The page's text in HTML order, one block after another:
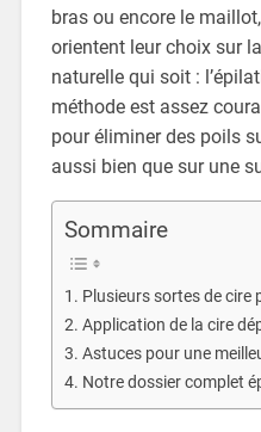
bras ou encore le
orientent leur choix sur
naturelle qui soit :
méthode est assez
pour éliminer des poils
aussi bien que sur une
Sommaire
Plusieurs sortes de cire
Application de la cire
Astuces pour une
Notre dossier complet